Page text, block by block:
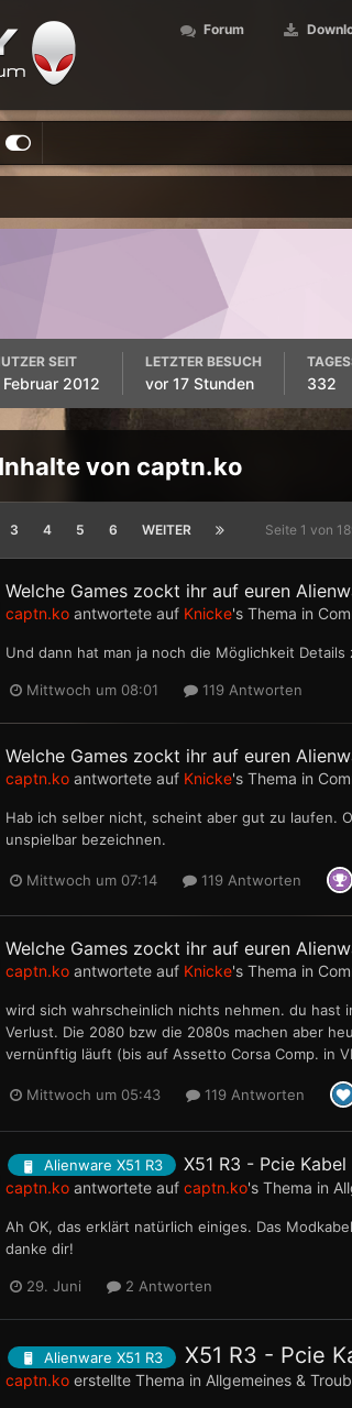
Forum
SEIT
2012
LETZTER BESUCH
vor 17 Stunden 332
von captn.ko
3 4 5 6 WEITER Seite 1 von
Welche Games zockt ihr auf euren
captn.ko antwortete auf Knicke's Thema in
Und dann hat man ja noch die Möglichkeit Details
Mittwoch um 08:01 119 Antworten
Welche Games zockt ihr auf euren
captn.ko antwortete auf Knicke's Thema in
Hab ich selber nicht, scheint aber gut zu laufen.
unspielbar bezeichnen.
Mittwoch um 07:14 119 Antworten
Welche Games zockt ihr auf euren
captn.ko antwortete auf Knicke's Thema in
wird sich wahrscheinlich nichts nehmen. du hast
Verlust. Die 2080 bzw die 2080s machen aber
vernünftig läuft (bis auf Assetto Corsa Comp. in
Mittwoch um 05:43 119 Antworten
Alienware X51 R3 X51 R3 - Pcie Kabel
captn.ko antwortete aufcaptn.ko's Thema in
Ah OK, das erklärt natürlich einiges. Das
danke dir!
29. Juni 2 Antworten
Alienware X51 R3 X51 R3 - Pcie
captn.ko erstellte Thema in Allgemeines &